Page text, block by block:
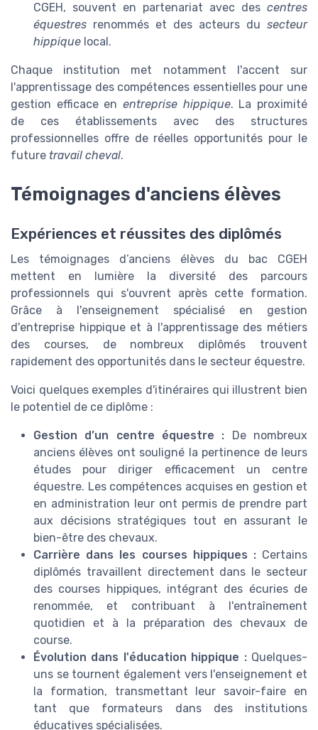
CGEH, souvent en partenariat avec des centres
équestres renommés et des acteurs du secteur
hippique local.
Chaque institution met notamment l'accent sur
l'apprentissage des compétences essentielles pour une
gestion efficace en entreprise hippique. La proximité
de ces établissements avec des structures
professionnelles offre de réelles opportunités pour le
future travail cheval.
Témoignages d'anciens élèves
Expériences et réussites des diplômés
Les témoignages d’anciens élèves du bac CGEH
mettent en lumière la diversité des parcours
professionnels qui s'ouvrent après cette formation.
Grâce à l'enseignement spécialisé en gestion
d'entreprise hippique et à l'apprentissage des métiers
des courses, de nombreux diplômés trouvent
rapidement des opportunités dans le secteur équestre.
Voici quelques exemples d'itinéraires qui illustrent bien
le potentiel de ce diplôme :
Gestion d’un centre équestre : De nombreux
anciens élèves ont souligné la pertinence de leurs
études pour diriger efficacement un centre
équestre. Les compétences acquises en gestion et
en administration leur ont permis de prendre part
aux décisions stratégiques tout en assurant le
bien-être des chevaux.
Carrière dans les courses hippiques :Certains
diplômés travaillent directement dans le secteur
des courses hippiques, intégrant des écuries de
renommée, et contribuant à l'entraînement
quotidien et à la préparation des chevaux de
course.
Évolution dans l'éducation hippique :Quelques-
uns se tournent également vers l'enseignement et
la formation, transmettant leur savoir-faire en
tant que formateurs dans des institutions
éducatives spécialisées.